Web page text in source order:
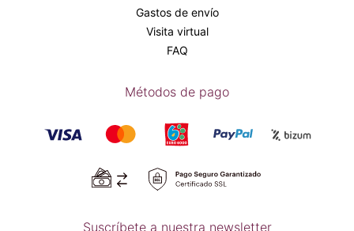
Gastos de envío
Visita virtual
FAQ
Métodos de pago
Suscríbete a nuestra newsletter